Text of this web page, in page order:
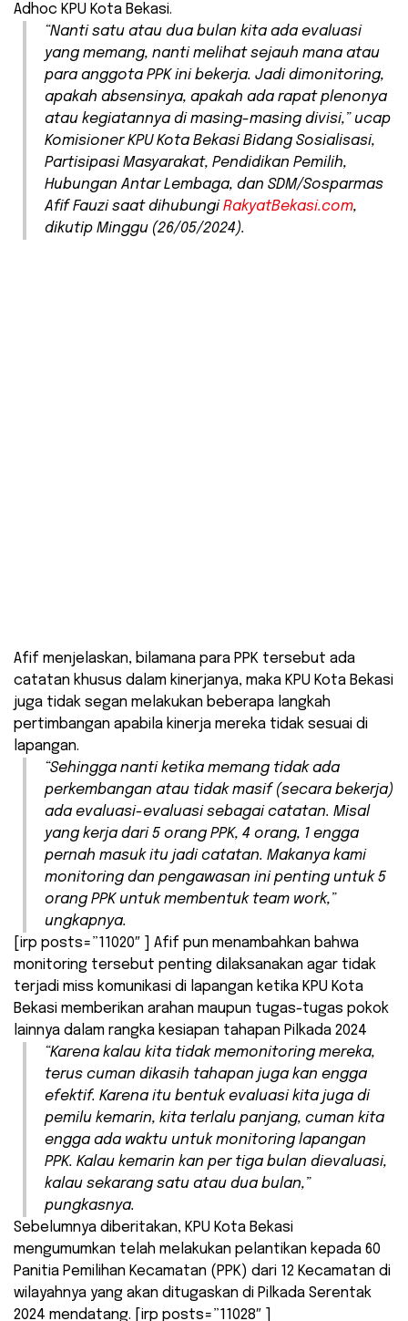
Adhoc KPU Kota Bekasi.
“Nanti satu atau dua bulan kita ada evaluasi
yang memang, nanti melihat sejauh mana atau
para anggota PPK ini bekerja. Jadi dimonitoring,
apakah absensinya, apakah ada rapat plenonya
atau kegiatannya di masing-masing divisi,” ucap
Komisioner KPU Kota Bekasi Bidang Sosialisasi,
Partisipasi Masyarakat, Pendidikan Pemilih,
Hubungan Antar Lembaga, dan SDM/Sosparmas
Afif Fauzi saat dihubungi RakyatBekasi.com,
dikutip Minggu (26/05/2024).
Afif menjelaskan, bilamana para PPK tersebut ada
catatan khusus dalam kinerjanya, maka KPU Kota Bekasi
juga tidak segan melakukan beberapa langkah
pertimbangan apabila kinerja mereka tidak sesuai di
lapangan.
“Sehingga nanti ketika memang tidak ada
perkembangan atau tidak masif (secara bekerja)
ada evaluasi-evaluasi sebagai catatan. Misal
yang kerja dari 5 orang PPK, 4 orang, 1 engga
pernah masuk itu jadi catatan. Makanya kami
monitoring dan pengawasan ini penting untuk 5
orang PPK untuk membentuk team work,”
ungkapnya.
[irp posts=”11020″ ] Afif pun menambahkan bahwa
monitoring tersebut penting dilaksanakan agar tidak
terjadi miss komunikasi di lapangan ketika KPU Kota
Bekasi memberikan arahan maupun tugas-tugas pokok
lainnya dalam rangka kesiapan tahapan Pilkada 2024
“Karena kalau kita tidak memonitoring mereka,
terus cuman dikasih tahapan juga kan engga
efektif. Karena itu bentuk evaluasi kita juga di
pemilu kemarin, kita terlalu panjang, cuman kita
engga ada waktu untuk monitoring lapangan
PPK. Kalau kemarin kan per tiga bulan dievaluasi,
kalau sekarang satu atau dua bulan,”
pungkasnya.
Sebelumnya diberitakan, KPU Kota Bekasi
mengumumkan telah melakukan pelantikan kepada 60
Panitia Pemilihan Kecamatan (PPK) dari 12 Kecamatan di
wilayahnya yang akan ditugaskan di Pilkada Serentak
2024 mendatang. [irp posts=”11028″ ]